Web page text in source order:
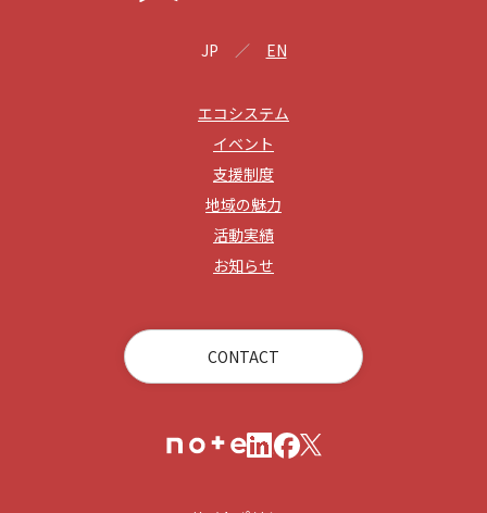
JP EN
エコシステム
イベント
支援制度
地域の魅力
活動実績
お知らせ
CONTACT